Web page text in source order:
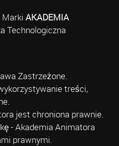
Marki AKADEMIA
Technologiczna
Zastrzeżone.
treści,
jest chroniona prawnie.
- Akademia Animatora
prawnymi.